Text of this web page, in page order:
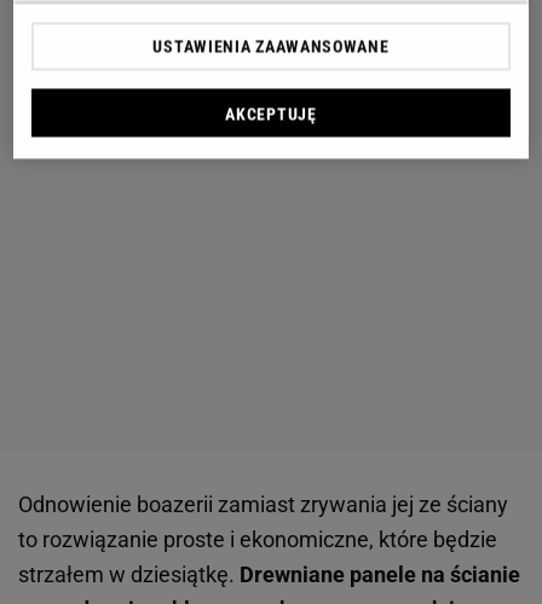
Odnowienie boazerii zamiast zrywania jej ze ściany
to rozwiązanie proste i ekonomiczne, które będzie
strzałem w dziesiątkę. Drewniane panele na ścianie
USTAWIENIA ZAAWANSOWANE
AKCEPTUJĘ